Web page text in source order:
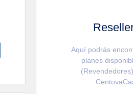
Aquí podrás
planes